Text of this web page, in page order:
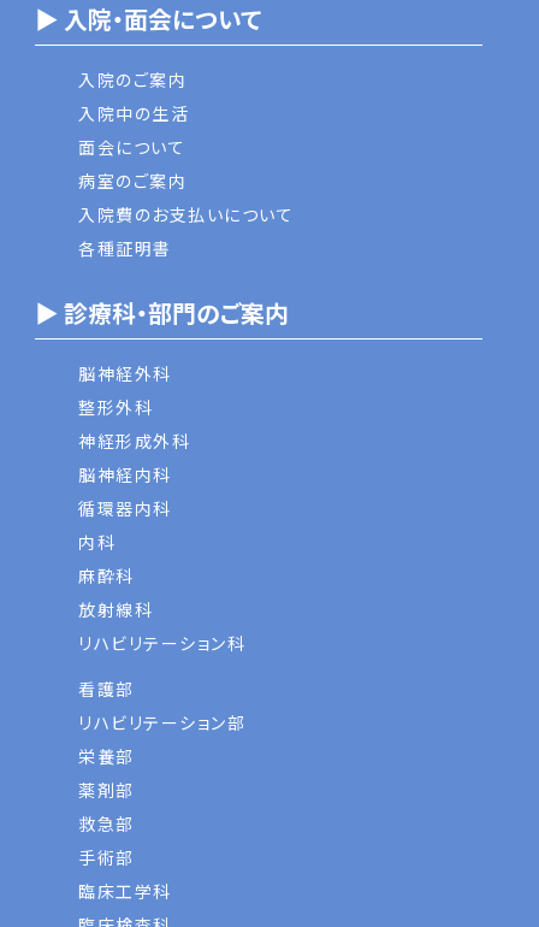
▶ 入院・面会について
入院のご案内
入院中の生活
面会について
病室のご案内
入院費のお支払いについて
各種証明書
▶ 診療科・部門のご案内
脳神経外科
整形外科
神経形成外科
脳神経内科
循環器内科
内科
麻酔科
放射線科
リハビリテーション科
看護部
リハビリテーション部
栄養部
薬剤部
救急部
手術部
臨床工学科